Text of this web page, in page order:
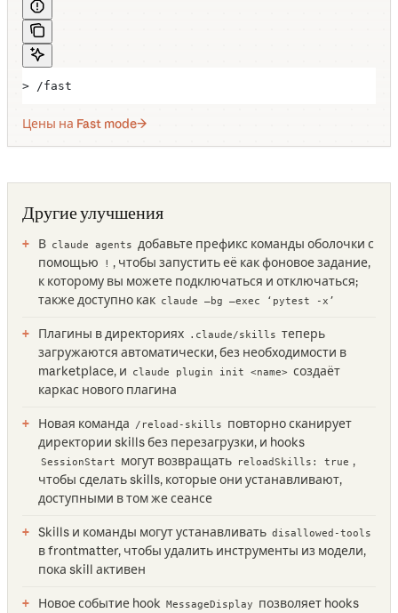
> /fast
Цены на Fast mode
Другие улучшения
В claude agents добавьте префикс команды оболочки с
помощью
! , чтобы запустить её как фоновое задание,
к которому вы можете подключаться и отключаться;
также доступно как claude —bg —exec ‘pytest -x’
Плагины в директориях .claude/skills теперь
загружаются автоматически, без необходимости в
marketplace, и
claude plugin init <name> создаёт
каркас нового плагина
Новая команда /reload-skills
повторно сканирует
директории skills без перезагрузки, и hooks
SessionStart могут возвращать reloadSkills: true ,
чтобы сделать skills, которые они устанавливают,
доступными в том же сеансе
Skills и команды могут устанавливать disallowed-tools
в frontmatter, чтобы удалить инструменты из модели,
пока skill активен
Новое событие hook MessageDisplay
позволяет hooks